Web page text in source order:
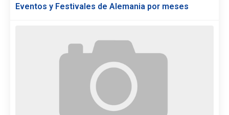
Eventos y Festivales de Alemania por meses